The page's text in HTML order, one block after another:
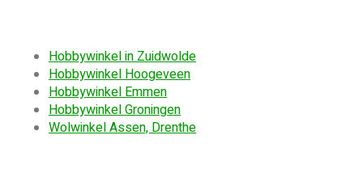
Hobbywinkel in Zuidwolde
Hobbywinkel Hoogeveen
Hobbywinkel Emmen
Hobbywinkel Groningen
Wolwinkel Assen, Drenthe